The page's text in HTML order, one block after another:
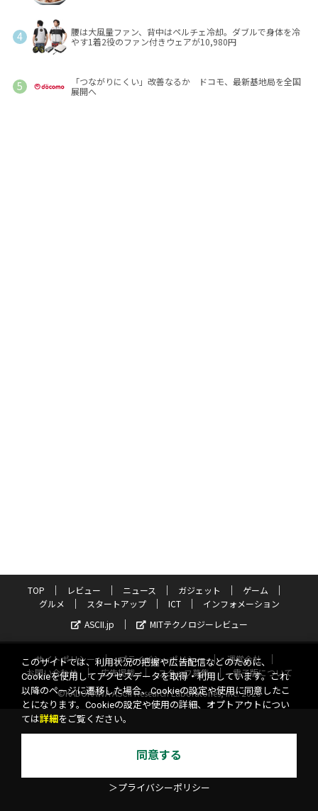
腰は大風量ファン、背中はペルチェ冷却。ダブルで身体を冷
やす1着2役のファン付きウェアが10,980円
「つながりにくい」改善なるか ドコモ、最新基地局を全国
展開へ
TOP レビュー ニュース ガジェット
ゲーム
グルメ
スタートアップ ICT
インフォメーション
ASCII.jp
MITテクノロジーレビュー
サイトポリシー プライバシーポリシー
運営会社
お問い合わせ
広告掲載 スタッフ募集
電子版について
©KADOKAWA ASCII Research Laboratories, Inc. 2026
このサイトでは、利用状況の把握や広告配信などのために、
Cookieを使用してアクセスデータを取得・利用しています。これ
以降のページに遷移した場合、Cookieの設定や使用に同意したこ
とになります。Cookieの設定や使用の詳細、オプトアウトについ
ては詳細 をご覧ください。
同意する
＞プライバシーポリシー